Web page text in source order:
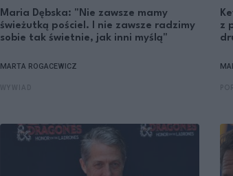
Maria Dębska: "Nie zawsze mamy
świeżutką pościel. I nie zawsze radzimy
sobie tak świetnie, jak inni myślą"
MARTA ROGACEWICZ
z